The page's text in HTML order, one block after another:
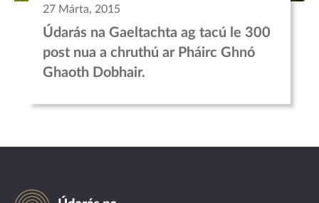
27 Márta, 2015
Údarás na Gaeltachta ag tacú le 300
post nua a chruthú ar Pháirc Ghnó
Ghaoth Dobhair.
Údarás